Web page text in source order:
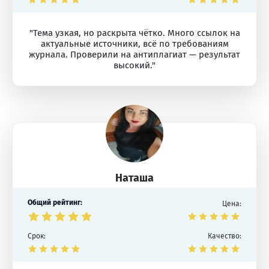
"Тема узкая, но раскрыта чётко. Много ссылок на
актуальные источники, всё по требованиям
журнала. Проверили на антиплагиат — результат
высокий."
Наташа
Общий рейтинг: Цена:
Срок: Качество: